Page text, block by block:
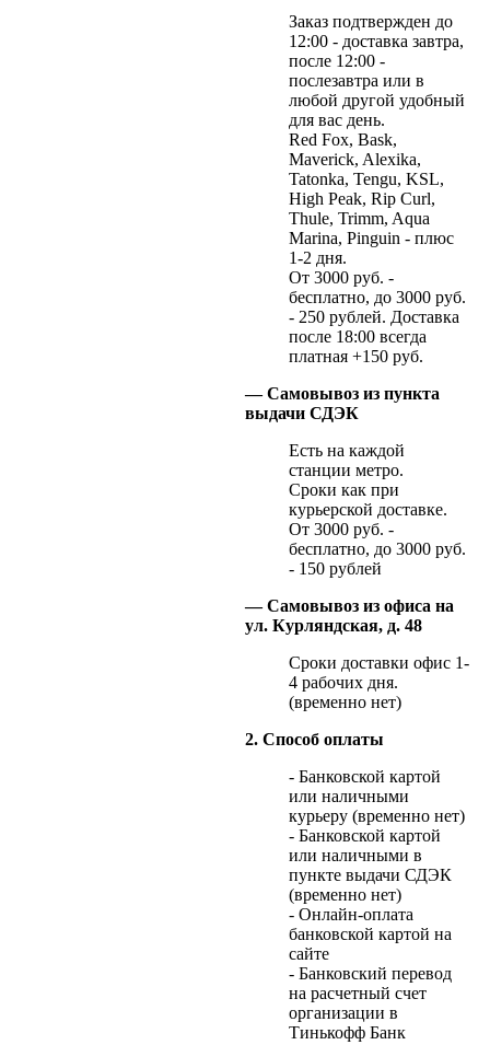
Заказ подтвержден до
12:00 - доставка завтра,
после 12:00 -
послезавтра или в
любой другой удобный
для вас день.
Red Fox, Bask,
Maverick, Alexika,
Tatonka, Tengu, KSL,
High Peak, Rip Curl,
Thule, Trimm, Aqua
Marina, Pinguin - плюс
1-2 дня.
От 3000 руб. -
бесплатно, до 3000 руб.
- 250 рублей. Доставка
после 18:00 всегда
платная +150 руб.
— Самовывоз из пункта
выдачи СДЭК
Есть на каждой
станции метро.
Сроки как при
курьерской доставке.
От 3000 руб. -
бесплатно, до 3000 руб.
- 150 рублей
— Самовывоз из офиса на
ул. Курляндская, д. 48
Сроки доставки офис 1-
4 рабочих дня.
(временно нет)
2. Способ оплаты
- Банковской картой
или наличными
курьеру (временно нет)
- Банковской картой
или наличными в
пункте выдачи СДЭК
(временно нет)
- Онлайн-оплата
банковской картой на
сайте
- Банковский перевод
на расчетный счет
организации в
Тинькофф Банк